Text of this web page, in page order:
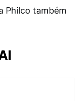
Philco também